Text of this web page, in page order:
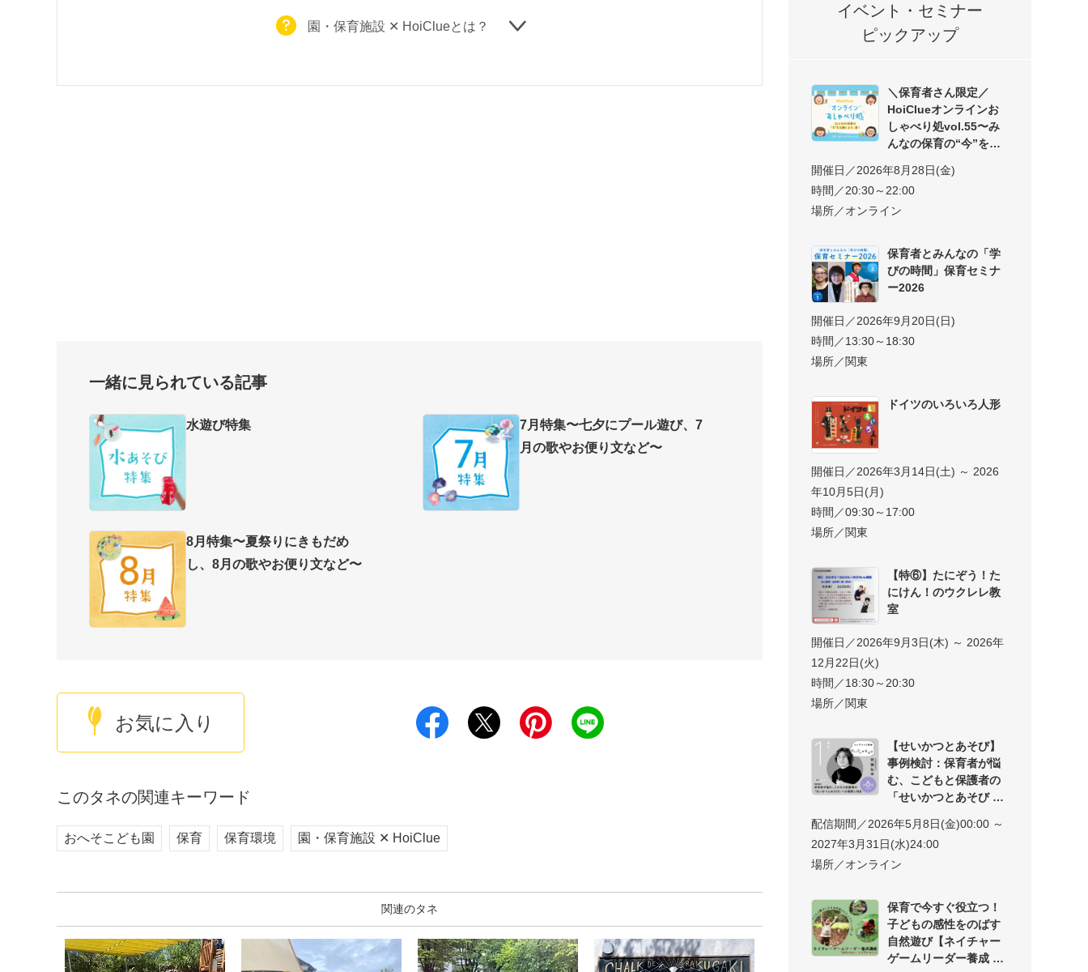
園・保育施設 ✕ HoiClueとは？
一緒に見られている記事
水遊び特集
7月特集〜七夕にプール遊び、7
月の歌やお便り文など〜
8月特集〜夏祭りにきもだめ
し、8月の歌やお便り文など〜
お気に入り
このタネの関連キーワード
おへそこども園 保育 保育環境 園・保育施設 ✕ HoiClue
関連のタネ
イベント・セミナー
ピックアップ
＼保育者さん限定／
HoiClueオンラインお
しゃべり処vol.55〜み
んなの保育の“今”を交
開催日／2026年8月28日(金)
時間／20:30～22:00
場所／オンライン
保育者とみんなの「学
びの時間」保育セミナ
ー2026
開催日／2026年9月20日(日)
時間／13:30～18:30
場所／関東
ドイツのいろいろ人形
開催日／2026年3月14日(土) ～ 2026
年10月5日(月)
時間／09:30～17:00
場所／関東
【特⑥】たにぞう！た
にけん！のウクレレ教
室
開催日／2026年9月3日(木) ～ 2026年
12月22日(火)
時間／18:30～20:30
場所／関東
【せいかつとあそび】
事例検討：保育者が悩
む、こどもと保護者の
「せいかつとあそび
配信期間／2026年5月8日(金)00:00 ～
2027年3月31日(水)24:00
場所／オンライン
保育で今すぐ役立つ！
子どもの感性をのばす
自然遊び【ネイチャー
ゲームリーダー養成